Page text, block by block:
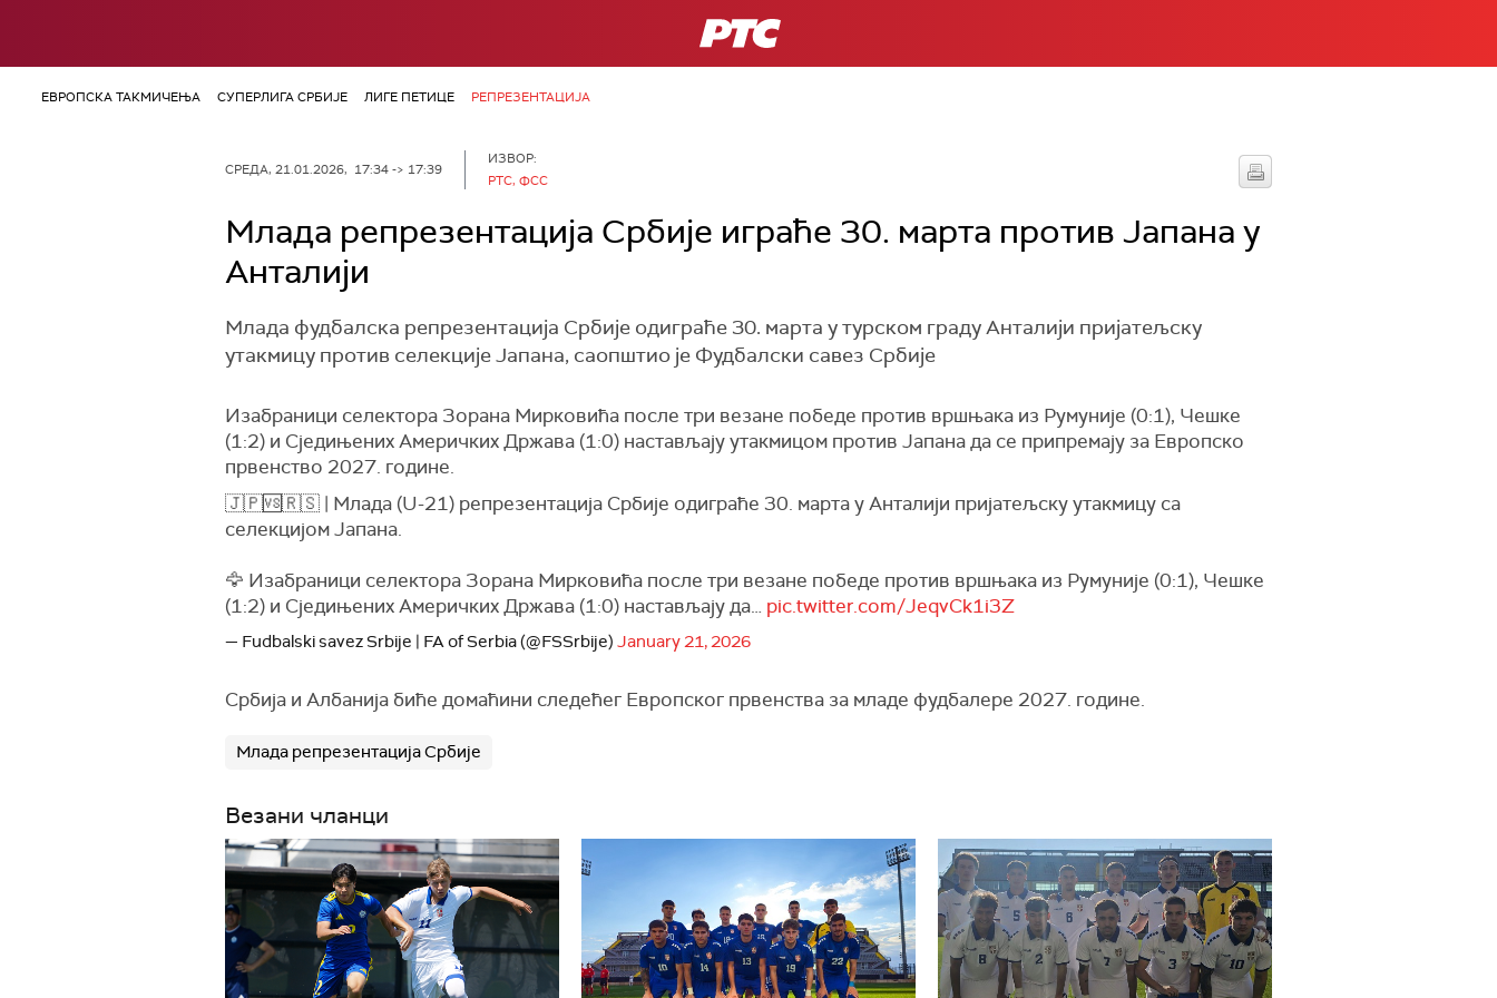
РТС
ЕВРОПСКА ТАКМИЧЕЊА СУПЕРЛИГА СРБИЈЕ ЛИГЕ ПЕТИЦЕ РЕПРЕЗЕНТАЦИЈА
СРЕДА, 21.01.2026, 17:34 -> 17:39
ИЗВОР:
РТС, ФСС
Млада репрезентација Србије играће 30. марта против Јапана у
Анталији
Млада фудбалска репрезентација Србије одиграће 30. марта у турском граду Анталији пријатељску
утакмицу против селекције Јапана, саопштио је Фудбалски савез Србије
Изабраници селектора Зорана Мирковића после три везане победе против вршњака из Румуније (0:1), Чешке
(1:2) и Сједињених Америчких Држава (1:0) настављају утакмицом против Јапана да се припремају за Европско
првенство 2027. године.
🇯🇵🆚🇷🇸 | Млада (U-21) репрезентација Србије одиграће 30. марта у Анталији пријатељску утакмицу са
селекцијом Јапана.
🦅 Изабраници селектора Зорана Мирковића после три везане победе против вршњака из Румуније (0:1), Чешке
(1:2) и Сједињених Америчких Држава (1:0) настављају да… pic.twitter.com/JeqvCk1i3Z
— Fudbalski savez Srbije | FA of Serbia (@FSSrbije) January 21, 2026
Србија и Албанија биће домаћини следећег Европског првенства за младе фудбалере 2027. године.
Млада репрезентација Србије
Везани чланци